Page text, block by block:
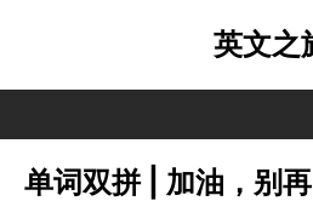
英文之
单词双拼 | 加油，别